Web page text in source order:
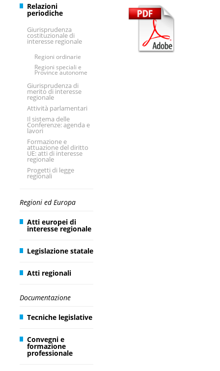
Relazioni
periodiche
Giurisprudenza
costituzionale di
interesse regionale
Regioni ordinarie
Regioni speciali e
Province autonome
Giurisprudenza di
merito di interesse
regionale
Attività parlamentari
Il sistema delle
Conferenze: agenda e
lavori
Formazione e
attuazione del diritto
UE: atti di interesse
regionale
Progetti di legge
regionali
Regioni ed Europa
Atti europei di
interesse regionale
Legislazione statale
Atti regionali
Documentazione
Tecniche legislative
Convegni e
formazione
professionale